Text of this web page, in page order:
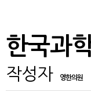
한국과
작성자 영한의원